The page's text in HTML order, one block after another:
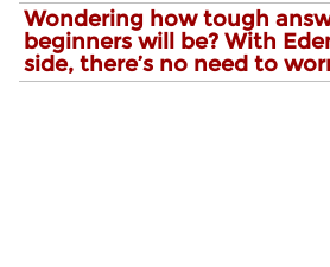
Wondering how tough
beginners will be? With
side, there’s no need to